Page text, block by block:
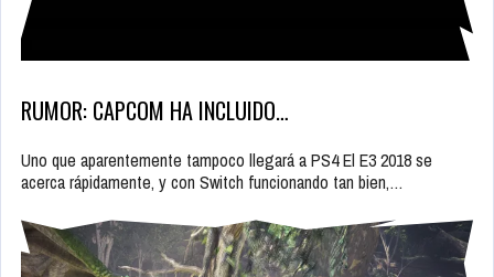
RUMOR: CAPCOM HA INCLUIDO…
Uno que aparentemente tampoco llegará a PS4 El E3 2018 se
acerca rápidamente, y con Switch funcionando tan bien,…